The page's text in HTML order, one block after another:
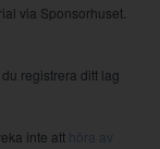
via Sponsorhuset.
registrera ditt lag
inte att höra av